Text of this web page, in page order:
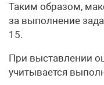
Таким образом,
за выполнение
15.
При выставлении
учитывается